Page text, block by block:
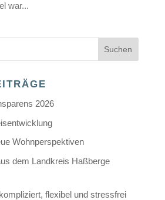
war...
2026
Wohnperspektiven
dem Landkreis Haßberge
flexibel und stressfrei